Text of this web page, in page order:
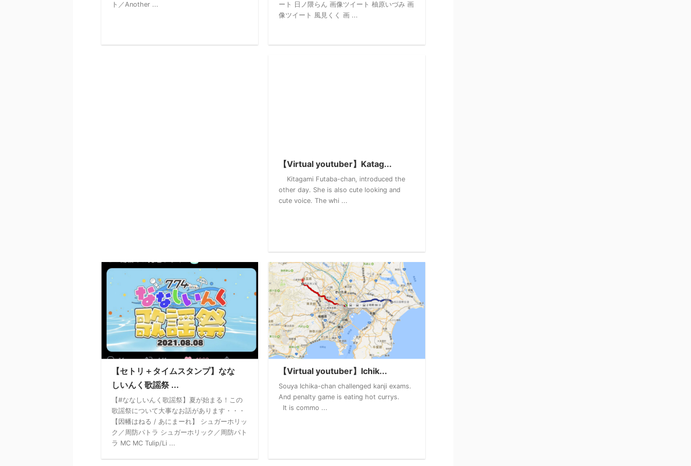
ト／Another ...
ート 日ノ隈らん 画像ツイート 柚原いづみ 画
像ツイート 風見くく 画 ...
【Virtual youtuber】Katag...
Kitagami Futaba-chan, introduced the
other day. She is also cute looking and
cute voice. The whi ...
【セトリ＋タイムスタンプ】なな
しいんく歌謡祭 ...
【#ななしいんく歌謡祭】夏が始まる！この
歌謡祭について大事なお話があります・・・
【因幡はねる / あにまーれ】 シュガーホリッ
ク／周防パトラ シュガーホリック／周防パト
ラ MC MC Tulip/Li ...
【Virtual youtuber】Ichik...
Souya Ichika-chan challenged kanji exams.
And penalty game is eating hot currys.
It is commo ...